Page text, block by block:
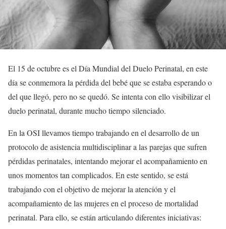
El 15 de octubre es el Día Mundial del Duelo Perinatal, en este
día se conmemora la pérdida del bebé que se estaba esperando o
del que llegó, pero no se quedó. Se intenta con ello visibilizar el
duelo perinatal, durante mucho tiempo silenciado.
En la OSI llevamos tiempo trabajando en el desarrollo de un
protocolo de asistencia multidisciplinar a las parejas que sufren
pérdidas perinatales, intentando mejorar el acompañamiento en
unos momentos tan complicados. En este sentido, se está
trabajando con el objetivo de mejorar la atención y el
acompañamiento de las mujeres en el proceso de mortalidad
perinatal. Para ello, se están articulando diferentes iniciativas: